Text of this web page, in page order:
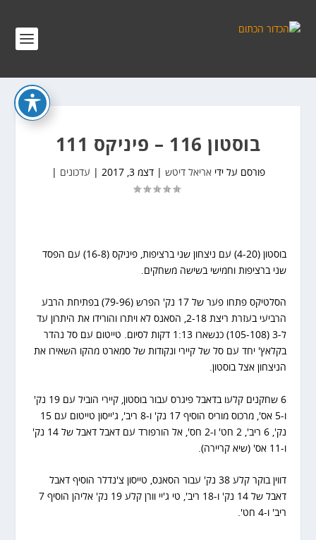
בוסטון 116 – פיניקס 111
פורסם על ידיאריאל דיטש |דצמ 3, 2017 עדכונים
בוסטון (4-20) עם ניצחון שני ברציפות, פיניקס (16-8) עם הפסד
שני ברציפות וחמישי בשישה משחקים.
הסלטיקס פתחו פער של 17 נק' הפרש (79-96) בפתיחת הרבע
הרביעי בעזרת ריצת 2-18, הסאנס לא ויתרו והורידו את היתרון עד
ל-3 (105-108) כנשארו 1:13 דקות לסיום. טייטום עם סל נהדר
בקלאץ' יחד עם סל של קיירי ונקודות של סמארט מהקו השאירו את
הניצחון אצל בוסטון.
6 שחקנים קלעו בדאבל פיגרס עבור בוסטון, קיירי הוביל עם 19 נק'
ו-5 אס', מרכוס מוריס הוסיף 17 נק' ו-8 ריב', ג'ייסון טייטום עם 15
נק', 6 ריב', 2 חט' ו-2 חס', אל הורפורד עם דאבל דאבל של 14 נק'
ו-11 אס' (שיא קריירה).
דווין בוקר קלע 38 נק' עבור הסאנס, טייסון צ'נדלר הוסיף דאבל
דאבל של 14 נק' ו-18 ריב', טי ג'יי וורן קלע 19 נק' אליהן הוסיף 7
ריב' ו-4 חט'.